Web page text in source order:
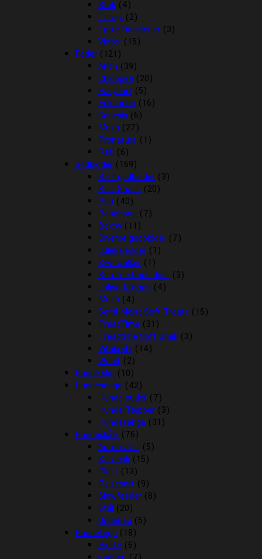
Strik (4)
Terapi (2)
Tørre Dækkener (3)
Vinter (15)
Foder (121)
Arion (39)
Chicopee (20)
Easybarf (5)
Eukanuba (16)
Genesis (6)
Mush (27)
Pronature (1)
Rafi (6)
Godbidder (169)
Barf godbidder (3)
Barf Snack (20)
Ben (40)
Benebone (7)
Boxby (11)
Diverse godbidder (7)
Julekalender (1)
Kiwi walker (1)
Kornfrie Godbidder (3)
Lakse Krønch (4)
Mush (4)
Semi Moist Soft Treats (15)
TreatTime (31)
Treattime Soft Snak (3)
Vitakraft (14)
Woolf (2)
Hunde sko (10)
Hundesenge (42)
Hunde puder (7)
Hunde Tæpper (3)
Hundesenge (31)
Hundeskåle (76)
Automater (5)
Keramik (15)
Plast (13)
Rejsesæt (9)
Slowfeeder (8)
Stål (20)
Underlag (5)
Hundetegn (18)
Hjerte (6)